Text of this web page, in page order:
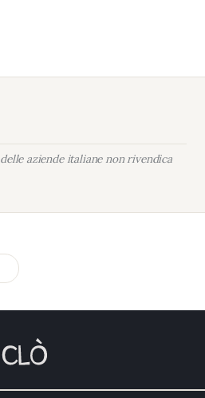
aziende italiane non rivendica